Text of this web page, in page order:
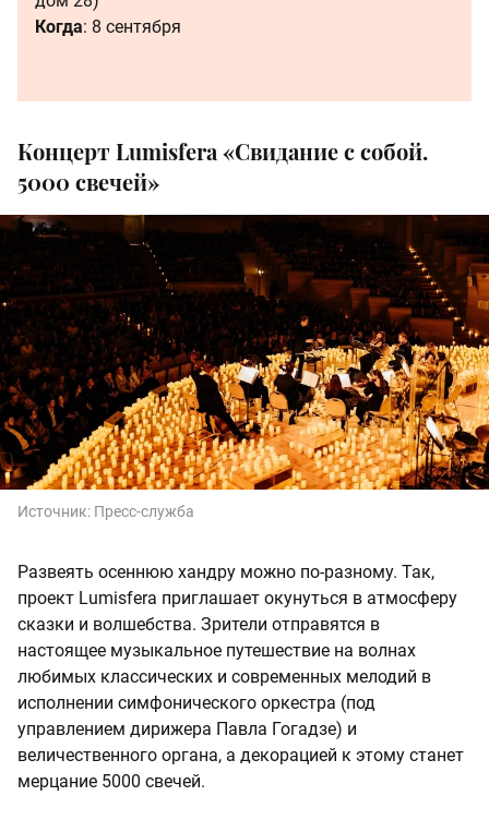
Когда: 8 сентября
Концерт Lumisfera «Свидание с собой.
5000 свечей»
Источник: Пресс-служба
Развеять осеннюю хандру можно по-разному. Так,
проект Lumisfera приглашает окунуться в атмосферу
сказки и волшебства. Зрители отправятся в
настоящее музыкальное путешествие на волнах
любимых классических и современных мелодий в
исполнении симфонического оркестра (под
управлением дирижера Павла Гогадзе) и
величественного органа, а декорацией к этому станет
мерцание 5000 свечей.